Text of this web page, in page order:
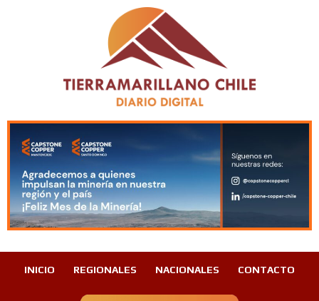
INICIO REGIONALES NACIONALES CONTACTO